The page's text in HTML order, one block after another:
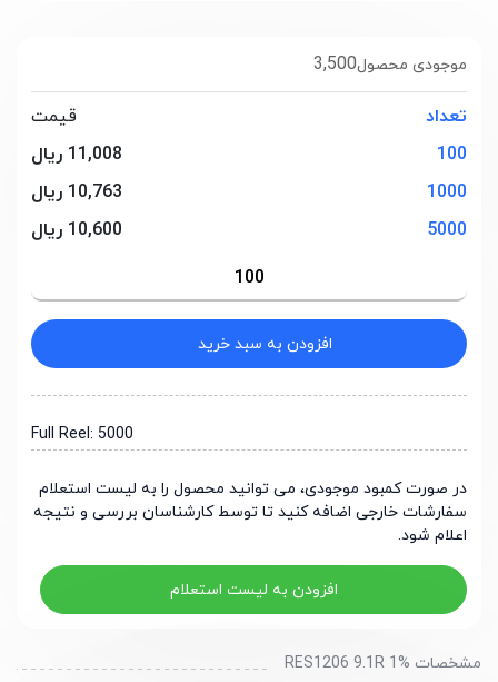
3,500موجودی محصول
تعداد
قیمت
100
11,008 ریال
1000
10,763 ریال
5000
10,600 ریال
افزودن به سبد خرید
Full Reel: 5000
در صورت کمبود موجودی، می توانید محصول را به لیست استعلام
سفارشات خارجی اضافه کنید تا توسط کارشناسان بررسی و نتیجه
اعلام شود.
افزودن به لیست استعلام
مشخصات RES1206 9.1R 1%